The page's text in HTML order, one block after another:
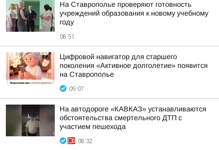
На Ставрополье проверяют готовность
учреждений образования к новому учебному
году
08:51
Цифровой навигатор для старшего
поколения «Активное долголетие» появится
на Ставрополье
09:07
На автодороге «КАВКАЗ» устанавливаются
обстоятельства смертельного ДТП с
участием пешехода
08:32